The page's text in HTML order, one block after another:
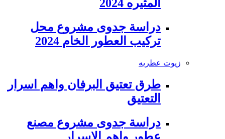
المثيره 2024
دراسة جدوى مشروع محل
تركيب العطور الخام 2024
زيوت عطريه
طرق تعتيق البرفان واهم اسرار
التعتيق
دراسة جدوى مشروع مصنع
عطور واهم الاسرار